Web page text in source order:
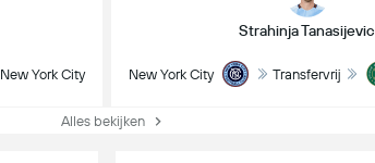
New York City
Strahinja Tanasijevic
New York City Transfervrij
Alles bekijken